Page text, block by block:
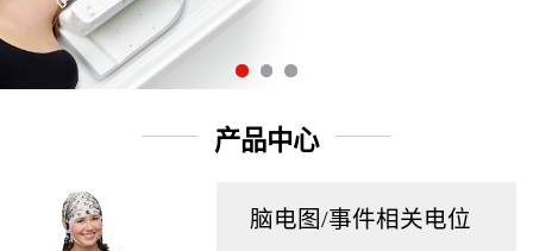
产品中心
脑电图/事件相关电位